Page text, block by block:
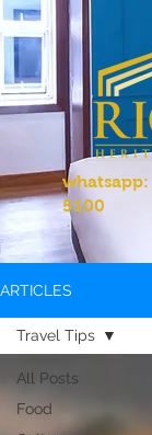
whatsapp:
5100
ARTICLES
All Posts
Food
Travel Tips